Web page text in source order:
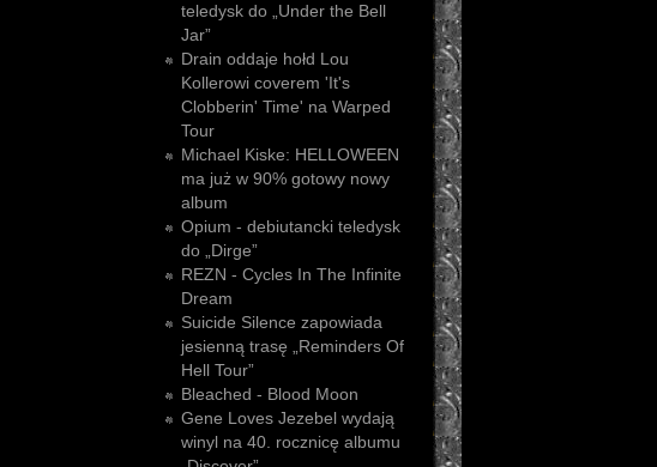
teledysk do „Under the Bell
Jar”
Drain oddaje hołd Lou
Kollerowi coverem 'It's
Clobberin' Time' na Warped
Tour
Michael Kiske: HELLOWEEN
ma już w 90% gotowy nowy
album
Opium - debiutancki teledysk
do „Dirge”
REZN - Cycles In The Infinite
Dream
Suicide Silence zapowiada
jesienną trasę „Reminders Of
Hell Tour”
Bleached - Blood Moon
Gene Loves Jezebel wydają
winyl na 40. rocznicę albumu